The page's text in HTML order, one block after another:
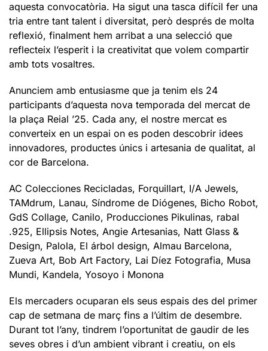
aquesta convocatòria. Ha sigut una tasca difícil fer una
tria entre tant talent i diversitat, però després de molta
reflexió, finalment hem arribat a una selecció que
reflecteix l’esperit i la creativitat que volem compartir
amb tots vosaltres.
Anunciem amb entusiasme que ja tenim els 24
participants d’aquesta nova temporada del mercat de
la plaça Reial ’25. Cada any, el nostre mercat es
converteix en un espai on es poden descobrir idees
innovadores, productes únics i artesania de qualitat, al
cor de Barcelona.
AC Colecciones Recicladas, Forquillart, I/A Jewels,
TAMdrum, Lanau, Síndrome de Diógenes, Bicho Robot,
GdS Collage, Canilo, Producciones Pikulinas, rabal
.925, Ellipsis Notes, Angie Artesanias, Natt Glass &
Design, Palola, El árbol design, Almau Barcelona,
Zueva Art, Bob Art Factory, Lai Díez Fotografia, Musa
Mundi, Kandela, Yosoyo i Monona
Els mercaders ocuparan els seus espais des del primer
cap de setmana de març fins a l’últim de desembre.
Durant tot l’any, tindrem l’oportunitat de gaudir de les
seves obres i d’un ambient vibrant i creatiu, on els